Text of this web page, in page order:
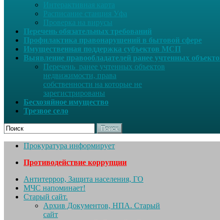
Интерактивная карта
Расписание станция Уфа
Проверка на вирусы
Перечень обязательных требований
Профилактика правонарушений в бытовой сфере
Имущественная поддержка субъектов МСП
Выявление правообладателей ранее учтенных
Перечень ранее учтенных объектов
недвижимости, права
собственности на которые не
зарегистрированы
Бесхозяйное имущество
Трезвое село
Поиск
Прокуратура информирует
Противодействие коррупции
Антитеррор, Защита населения, ГО
МЧС напоминает!
Старый сайт.
Архив Документов, НПА. Старый
сайт